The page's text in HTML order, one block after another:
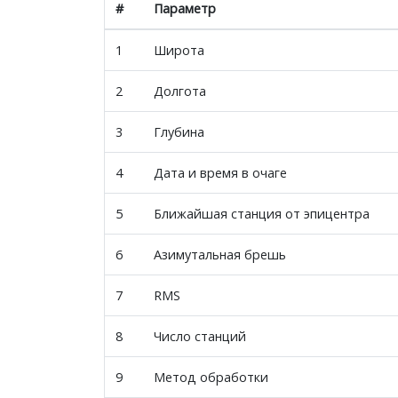
# Параметр
1 Широта
2 Долгота
3 Глубина
4 Дата и время в очаге
5 Ближайшая станция от эпицентра
6 Азимутальная брешь
7 RMS
8 Число станций
9 Метод обработки